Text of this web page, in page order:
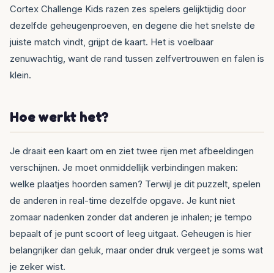
Cortex Challenge Kids razen zes spelers gelijktijdig door
dezelfde geheugenproeven, en degene die het snelste de
juiste match vindt, grijpt de kaart. Het is voelbaar
zenuwachtig, want de rand tussen zelfvertrouwen en falen is
klein.
Hoe werkt het?
Je draait een kaart om en ziet twee rijen met afbeeldingen
verschijnen. Je moet onmiddellijk verbindingen maken:
welke plaatjes hoorden samen? Terwijl je dit puzzelt, spelen
de anderen in real-time dezelfde opgave. Je kunt niet
zomaar nadenken zonder dat anderen je inhalen; je tempo
bepaalt of je punt scoort of leeg uitgaat. Geheugen is hier
belangrijker dan geluk, maar onder druk vergeet je soms wat
je zeker wist.